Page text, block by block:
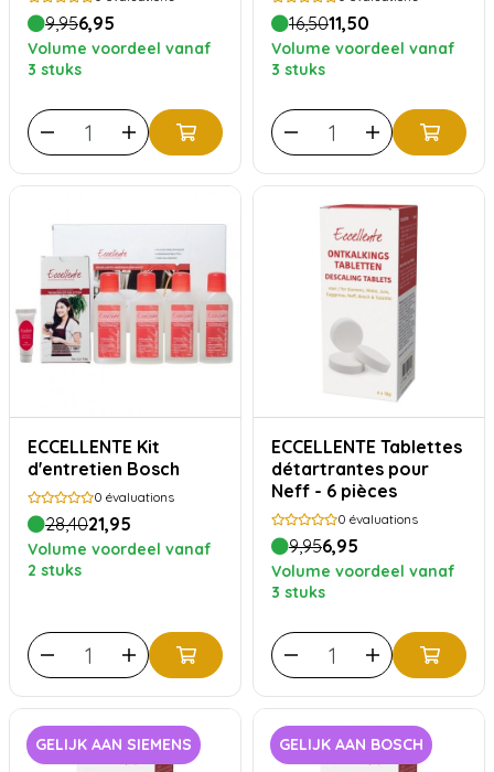
9,956,95
Volume voordeel vanaf
3 stuks
16,5011,50
Volume voordeel vanaf
3 stuks
ECCELLENTE Kit
d'entretien Bosch
0 évaluations
28,4021,95
Volume voordeel vanaf
2 stuks
ECCELLENTE Tablettes
détartrantes pour
Neff - 6 pièces
0 évaluations
9,956,95
Volume voordeel vanaf
3 stuks
GELIJK AAN SIEMENS GELIJK AAN BOSCH